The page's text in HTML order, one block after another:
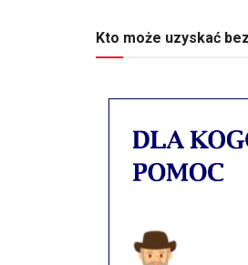
Kto może uzyskać